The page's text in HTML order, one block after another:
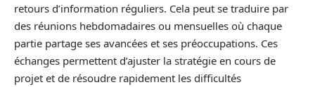
retours d’information réguliers. Cela peut se traduire par
des réunions hebdomadaires ou mensuelles où chaque
partie partage ses avancées et ses préoccupations. Ces
échanges permettent d’ajuster la stratégie en cours de
projet et de résoudre rapidement les difficultés